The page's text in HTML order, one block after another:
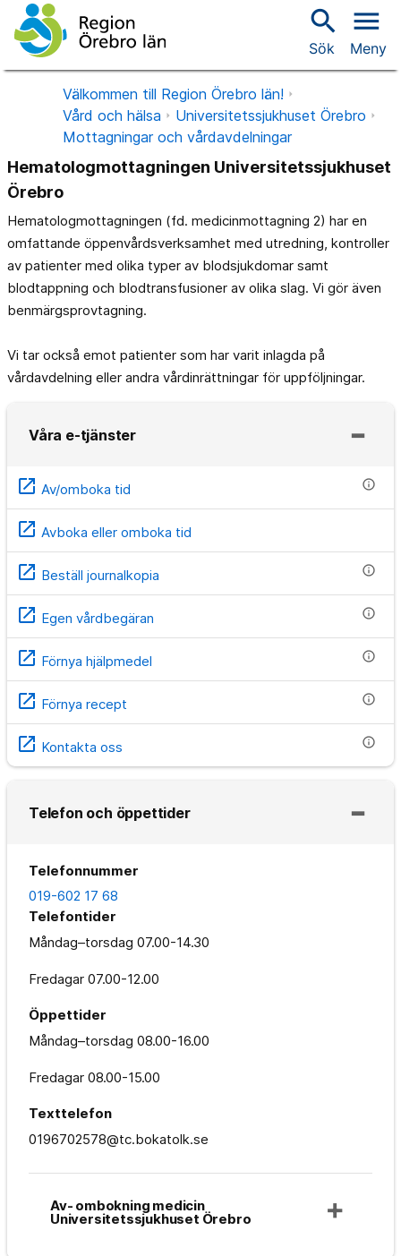
search
Sök
menu
Meny
Välkommen till Region Örebro län!
Vård och hälsa
Universitetssjukhuset Örebro
Mottagningar och vårdavdelningar
Hematologmottagningen Universitetssjukhuset
Örebro
Hematologmottagningen (fd. medicinmottagning 2) har en
omfattande öppenvårdsverksamhet med utredning, kontroller
av patienter med olika typer av blodsjukdomar samt
blodtappning och blodtransfusioner av olika slag. Vi gör även
benmärgsprovtagning.
Vi tar också emot patienter som har varit inlagda på
vårdavdelning eller andra vårdinrättningar för uppföljningar.
Våra e-tjänster
open_in_new Av/omboka tid info
open_in_new Avboka eller omboka tid
open_in_new Beställ journalkopia info
open_in_new Egen vårdbegäran info
open_in_new Förnya hjälpmedel info
open_in_new Förnya recept info
open_in_new Kontakta oss info
Telefon och öppettider
Telefonnummer
019-602 17 68
Telefontider
Måndag–torsdag 07.00-14.30
Fredagar 07.00-12.00
Öppettider
Måndag–torsdag 08.00-16.00
Fredagar 08.00-15.00
Texttelefon
0196702578@tc.bokatolk.se
Av- ombokning medicin
Universitetssjukhuset Örebro